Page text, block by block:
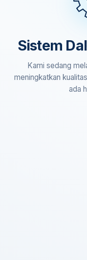
Sistem
Kami sedang
meningkatkan
ada